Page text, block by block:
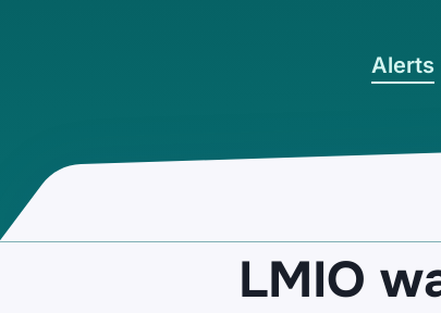
Alerts
LMIO